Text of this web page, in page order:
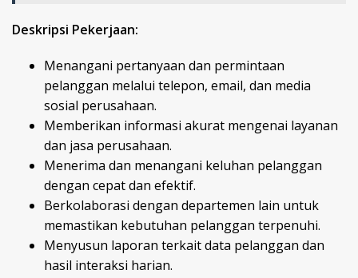
Deskripsi Pekerjaan:
Menangani pertanyaan dan permintaan
pelanggan melalui telepon, email, dan media
sosial perusahaan.
Memberikan informasi akurat mengenai layanan
dan jasa perusahaan.
Menerima dan menangani keluhan pelanggan
dengan cepat dan efektif.
Berkolaborasi dengan departemen lain untuk
memastikan kebutuhan pelanggan terpenuhi.
Menyusun laporan terkait data pelanggan dan
hasil interaksi harian.